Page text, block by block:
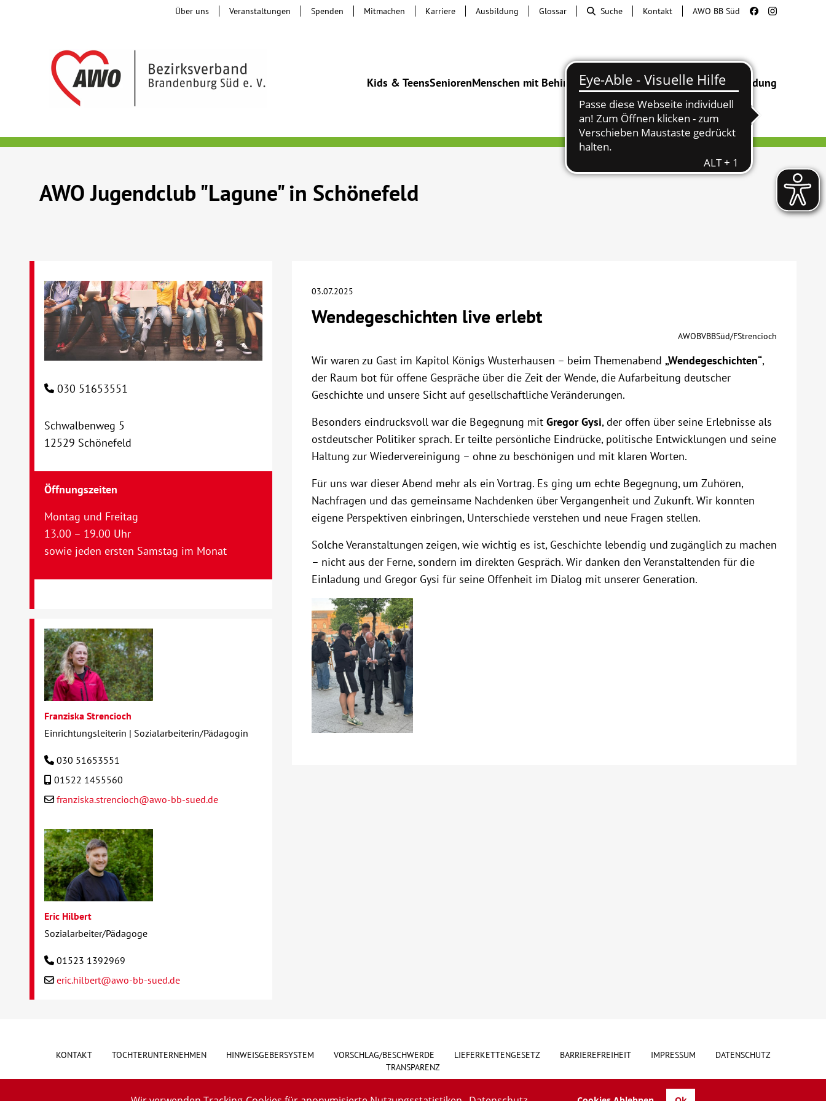
Kids & TeensSeniorenMenschen mit BehinderungBeratung & HilfeBegegnung Bildung
Über uns Veranstaltungen Spenden Mitmachen Karriere Ausbildung Glossar Suche Kontakt AWO BB Süd
AWO Jugendclub "Lagune" in Schönefeld
03.07.2025
Wendegeschichten live erlebt
AWOBVBBSüd/FStrencioch
Wir waren zu Gast im Kapitol Königs Wusterhausen – beim Themenabend „Wendegeschichten“,
der Raum bot für offene Gespräche über die Zeit der Wende, die Aufarbeitung deutscher
Geschichte und unsere Sicht auf gesellschaftliche Veränderungen.
Besonders eindrucksvoll war die Begegnung mit Gregor Gysi, der offen über seine Erlebnisse als
ostdeutscher Politiker sprach. Er teilte persönliche Eindrücke, politische Entwicklungen und seine
Haltung zur Wiedervereinigung – ohne zu beschönigen und mit klaren Worten.
Für uns war dieser Abend mehr als ein Vortrag. Es ging um echte Begegnung, um Zuhören,
Nachfragen und das gemeinsame Nachdenken über Vergangenheit und Zukunft. Wir konnten
eigene Perspektiven einbringen, Unterschiede verstehen und neue Fragen stellen.
Solche Veranstaltungen zeigen, wie wichtig es ist, Geschichte lebendig und zugänglich zu machen
– nicht aus der Ferne, sondern im direkten Gespräch. Wir danken den Veranstaltenden für die
Einladung und Gregor Gysi für seine Offenheit im Dialog mit unserer Generation.
030 51653551
Schwalbenweg 5
12529 Schönefeld
Öffnungszeiten
Montag und Freitag
13.00 – 19.00 Uhr
sowie jeden ersten Samstag im Monat
Franziska Strencioch
Einrichtungsleiterin | Sozialarbeiterin/Pädagogin
030 51653551
01522 1455560
franziska.strencioch@awo-bb-sued.de
Eric Hilbert
Sozialarbeiter/Pädagoge
01523 1392969
eric.hilbert@awo-bb-sued.de
KONTAKT TOCHTERUNTERNEHMEN HINWEISGEBERSYSTEM VORSCHLAG/BESCHWERDE LIEFERKETTENGESETZ BARRIEREFREIHEIT IMPRESSUM
DATENSCHUTZ
TRANSPARENZ